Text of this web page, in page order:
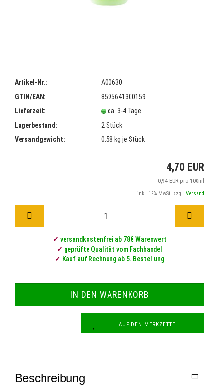
Artikel-Nr.:
A00630
GTIN/EAN:
8595641300159
Lieferzeit:
ca. 3-4 Tage
Lagerbestand:
2 Stück
Versandgewicht:
0.58 kg je Stück
4,70 EUR
0,94 EUR pro 100ml
inkl. 19% MwSt. zzgl. Versand
✓ versandkostenfrei ab 78€ Warenwert
✓ geprüfte Qualität vom Fachhandel
✓ Kauf auf Rechnung ab 5. Bestellung
AUF DEN MERKZETTEL
Beschreibung